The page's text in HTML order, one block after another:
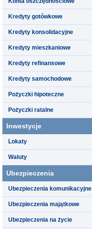
Kredyty gotówkowe
Kredyty konsolidacyjne
Kredyty mieszkaniowe
Kredyty refinansowe
Kredyty samochodowe
Pożyczki hipoteczne
Pożyczki ratalne
Inwestycje
Lokaty
Waluty
Ubezpieczenia
Ubezpieczenia komunikacyjne
Ubezpieczenia majątkowe
Ubezpieczenia na życie